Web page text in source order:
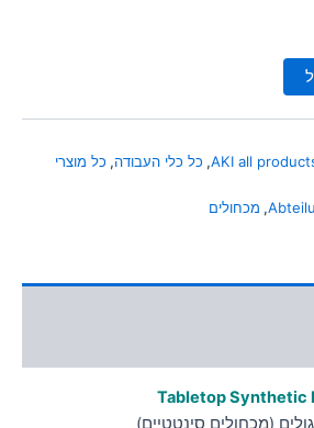
AKI all
, כל כלי העבודה, כל מוצרי
, מכחולים
Tabletop Synthetic